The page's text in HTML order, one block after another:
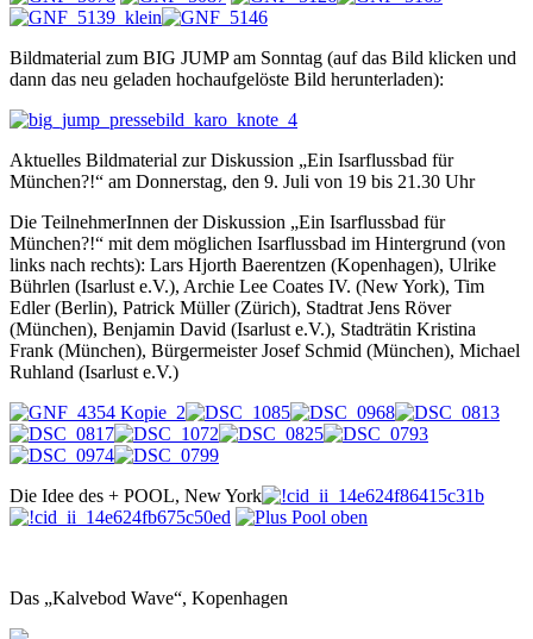
Bildmaterial zum BIG JUMP am Sonntag (auf das Bild klicken und
dann das neu geladen hochaufgelöste Bild herunterladen):
Aktuelles Bildmaterial zur Diskussion „Ein Isarflussbad für
München?!“ am Donnerstag, den 9. Juli von 19 bis 21.30 Uhr
Die TeilnehmerInnen der Diskussion „Ein Isarflussbad für
München?!“ mit dem möglichen Isarflussbad im Hintergrund (von
links nach rechts): Lars Hjorth Baerentzen (Kopenhagen), Ulrike
Bührlen (Isarlust e.V.), Archie Lee Coates IV. (New York), Tim
Edler (Berlin), Patrick Müller (Zürich), Stadtrat Jens Röver
(München), Benjamin David (Isarlust e.V.), Stadträtin Kristina
Frank (München), Bürgermeister Josef Schmid (München), Michael
Ruhland (Isarlust e.V.)
Die Idee des + POOL, New York
Das „Kalvebod Wave“, Kopenhagen